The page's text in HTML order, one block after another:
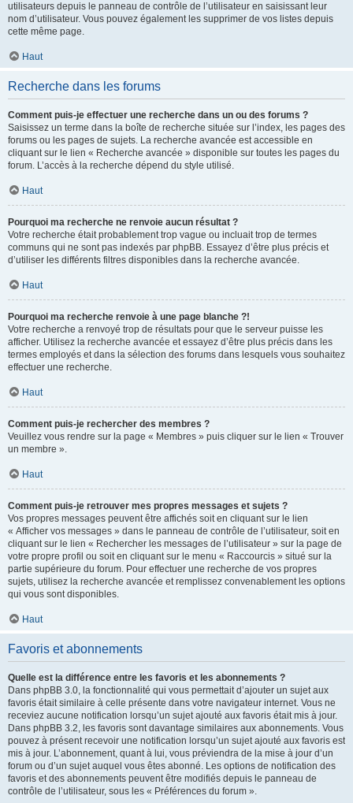
utilisateurs depuis le panneau de contrôle de l’utilisateur en saisissant leur
nom d’utilisateur. Vous pouvez également les supprimer de vos listes depuis
cette même page.
Haut
Recherche dans les forums
Comment puis-je effectuer une recherche dans un ou des forums ?
Saisissez un terme dans la boîte de recherche située sur l’index, les pages des
forums ou les pages de sujets. La recherche avancée est accessible en
cliquant sur le lien « Recherche avancée » disponible sur toutes les pages du
forum. L’accès à la recherche dépend du style utilisé.
Haut
Pourquoi ma recherche ne renvoie aucun résultat ?
Votre recherche était probablement trop vague ou incluait trop de termes
communs qui ne sont pas indexés par phpBB. Essayez d’être plus précis et
d’utiliser les différents filtres disponibles dans la recherche avancée.
Haut
Pourquoi ma recherche renvoie à une page blanche ?!
Votre recherche a renvoyé trop de résultats pour que le serveur puisse les
afficher. Utilisez la recherche avancée et essayez d’être plus précis dans les
termes employés et dans la sélection des forums dans lesquels vous souhaitez
effectuer une recherche.
Haut
Comment puis-je rechercher des membres ?
Veuillez vous rendre sur la page « Membres » puis cliquer sur le lien « Trouver
un membre ».
Haut
Comment puis-je retrouver mes propres messages et sujets ?
Vos propres messages peuvent être affichés soit en cliquant sur le lien
« Afficher vos messages » dans le panneau de contrôle de l’utilisateur, soit en
cliquant sur le lien « Rechercher les messages de l’utilisateur » sur la page de
votre propre profil ou soit en cliquant sur le menu « Raccourcis » situé sur la
partie supérieure du forum. Pour effectuer une recherche de vos propres
sujets, utilisez la recherche avancée et remplissez convenablement les options
qui vous sont disponibles.
Haut
Favoris et abonnements
Quelle est la différence entre les favoris et les abonnements ?
Dans phpBB 3.0, la fonctionnalité qui vous permettait d’ajouter un sujet aux
favoris était similaire à celle présente dans votre navigateur internet. Vous ne
receviez aucune notification lorsqu’un sujet ajouté aux favoris était mis à jour.
Dans phpBB 3.2, les favoris sont davantage similaires aux abonnements. Vous
pouvez à présent recevoir une notification lorsqu’un sujet ajouté aux favoris est
mis à jour. L’abonnement, quant à lui, vous préviendra de la mise à jour d’un
forum ou d’un sujet auquel vous êtes abonné. Les options de notification des
favoris et des abonnements peuvent être modifiés depuis le panneau de
contrôle de l’utilisateur, sous les « Préférences du forum ».